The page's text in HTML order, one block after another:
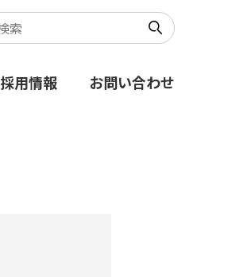
採用情報 お問い合わせ